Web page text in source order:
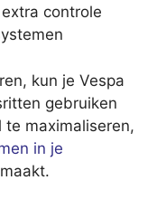
controle
kun je Vespa
gebruiken
maximaliseren,
in je